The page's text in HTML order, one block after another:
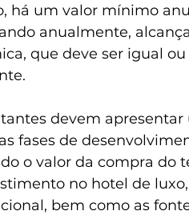
há um valor mínimo
anualmente,
que deve ser igual
devem
fases de
o valor da compra do
no hotel de
bem como as